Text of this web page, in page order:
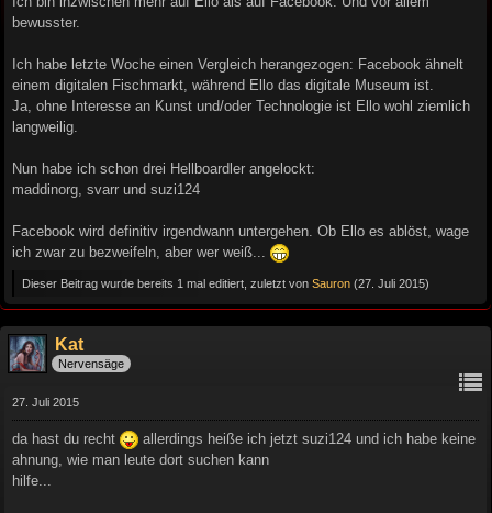
bewusster.
Ich habe letzte Woche einen Vergleich herangezogen: Facebook ähnelt
einem digitalen Fischmarkt, während Ello das digitale Museum ist.
Ja, ohne Interesse an Kunst und/oder Technologie ist Ello wohl ziemlich
langweilig.
Nun habe ich schon drei Hellboardler angelockt:
maddinorg, svarr und suzi124
Facebook wird definitiv irgendwann untergehen. Ob Ello es ablöst, wage
ich zwar zu bezweifeln, aber wer weiß...
Dieser Beitrag wurde bereits 1 mal editiert, zuletzt von Sauron (27. Juli 2015)
Kat
Nervensäge
27. Juli 2015
da hast du recht
allerdings heiße ich jetzt suzi124 und ich habe keine
ahnung, wie man leute dort suchen kann
hilfe...